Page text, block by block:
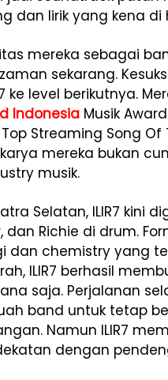
dan lirik yang kena di
mereka sebagai
sekarang.
ke level berikutnya.
Indonesia Musik
Streaming Song Of
mereka bukan
musik.
Selatan, ILIR7 kini
dan Richie di drum.
dan chemistry yang
ILIR7 berhasil
saja. Perjalanan
band untuk tetap
Namun ILIR7
dengan